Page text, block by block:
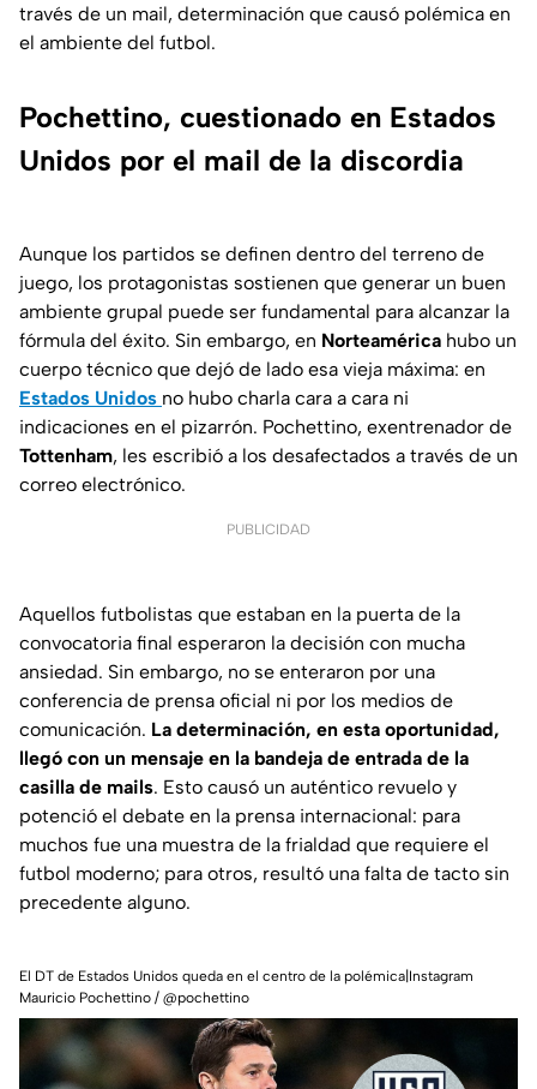
través de un mail, determinación que causó polémica en
el ambiente del futbol.
Pochettino, cuestionado en Estados
Unidos por el mail de la discordia
Aunque los partidos se definen dentro del terreno de
juego, los protagonistas sostienen que generar un buen
ambiente grupal puede ser fundamental para alcanzar la
fórmula del éxito. Sin embargo, en Norteamérica hubo un
cuerpo técnico que dejó de lado esa vieja máxima: en
Estados Unidos no hubo charla cara a cara ni
indicaciones en el pizarrón. Pochettino, exentrenador de
Tottenham, les escribió a los desafectados a través de un
correo electrónico.
PUBLICIDAD
Aquellos futbolistas que estaban en la puerta de la
convocatoria final esperaron la decisión con mucha
ansiedad. Sin embargo, no se enteraron por una
conferencia de prensa oficial ni por los medios de
comunicación. La determinación, en esta oportunidad,
llegó con un mensaje en la bandeja de entrada de la
casilla de mails. Esto causó un auténtico revuelo y
potenció el debate en la prensa internacional: para
muchos fue una muestra de la frialdad que requiere el
futbol moderno; para otros, resultó una falta de tacto sin
precedente alguno.
El DT de Estados Unidos queda en el centro de la polémica|Instagram
Mauricio Pochettino / @pochettino